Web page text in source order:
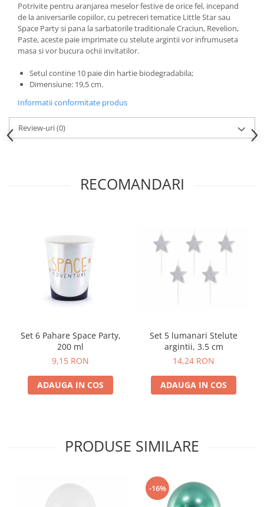
Gender Reveal
Baby Shower
Botez
Halloween
Nunta
Paste
Petrecere 1 An
Petrecerea Burlacitelor
Petreceri Aniversare
Potrivite pentru aranjarea meselor festive de orice fel, incepand
de la aniversarile copiilor, cu petreceri tematice Little Star sau
Space Party si pana la sarbatorile traditionale Craciun, Revelion,
Paste, aceste paie imprimate cu stelute argintii vor infrumuseta
masa si vor bucura ochii invitatilor.
Setul contine 10 paie din hartie biodegradabila;
Dimensiune: 19,5 cm.
Informatii conformitate produs
Review-uri(0)
RECOMANDARI
Set 6 Pahare Space Party,
200 ml
9,15 RON
ADAUGA IN COS
Set 5 lumanari Stelute
argintii, 3.5 cm
14,24 RON
ADAUGA IN COS
PRODUSE SIMILARE
-16%